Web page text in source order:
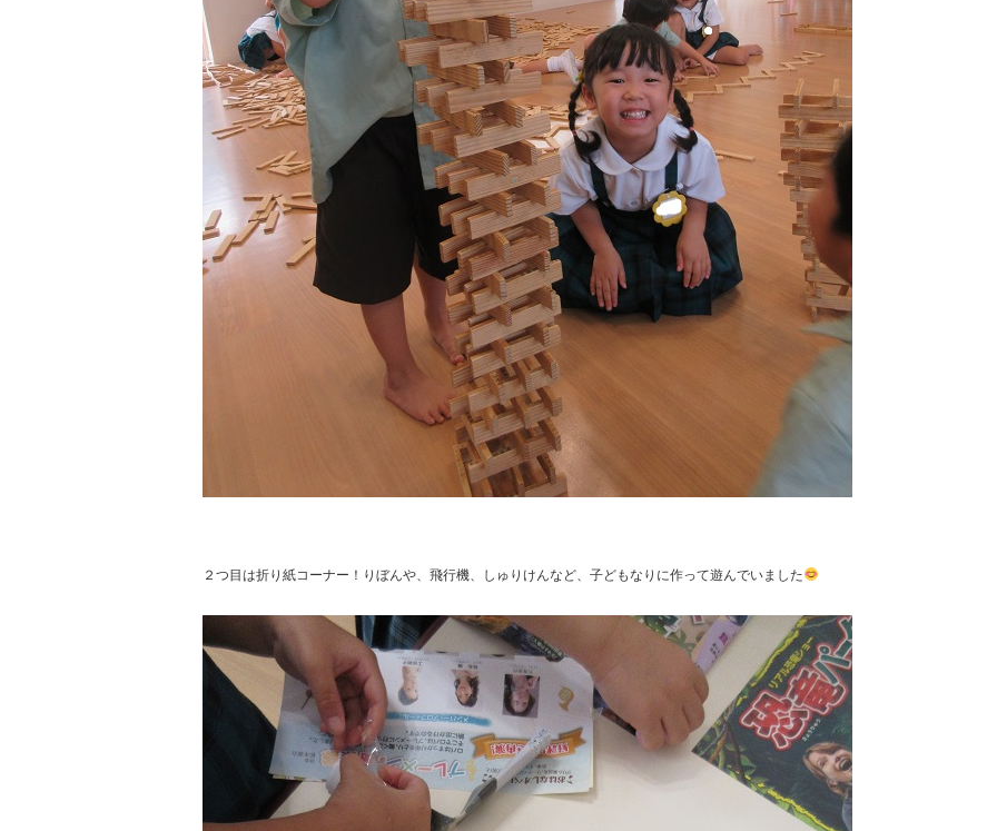
２つ目は折り紙コーナー！りぼんや、飛行機、しゅりけんなど、子どもなりに作って遊んでいました